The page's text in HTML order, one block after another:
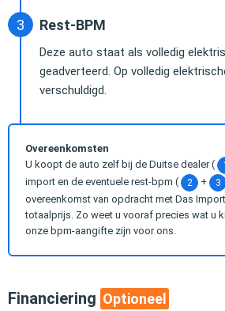
Rest-BPM
Deze auto staat als volledig
geadverteerd. Op volledig
verschuldigd.
Overeenkomsten
U koopt de auto zelf bij de Duitse dealer (
import en de eventuele rest-bpm (
2 + 3
overeenkomst van opdracht met Das
totaalprijs. Zo weet u vooraf precies wat u
onze bpm-aangifte zijn voor ons.
Financiering Optioneel